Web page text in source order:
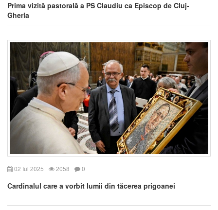
Prima vizită pastorală a PS Claudiu ca Episcop de Cluj-
Gherla
02 Iul 2025 2058 0
Cardinalul care a vorbit lumii din tăcerea prigoanei